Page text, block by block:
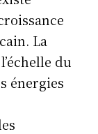
La
du
énergies